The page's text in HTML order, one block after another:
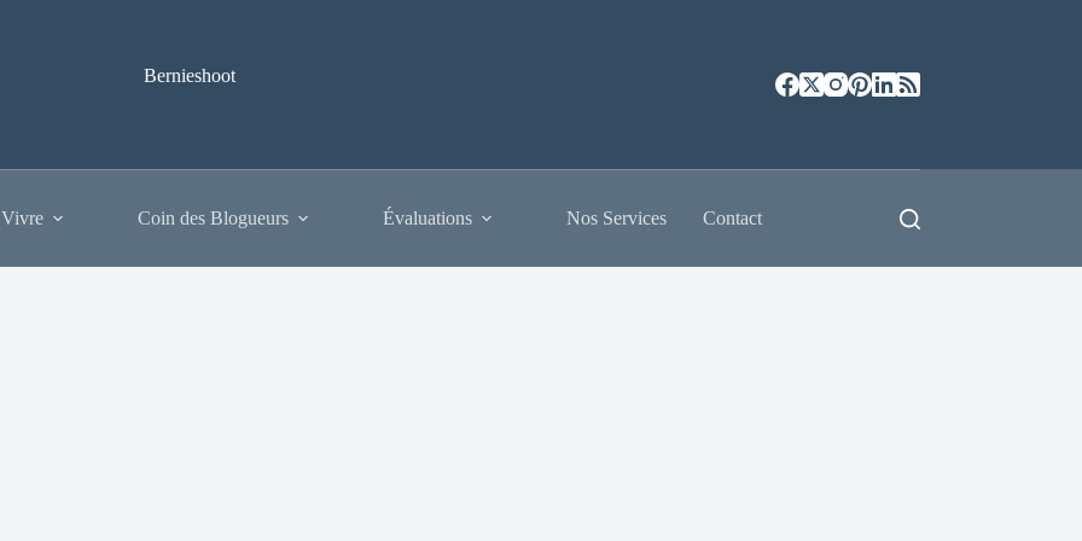
Bernieshoot
Coin des Blogueurs Évaluations Nos Services Contact